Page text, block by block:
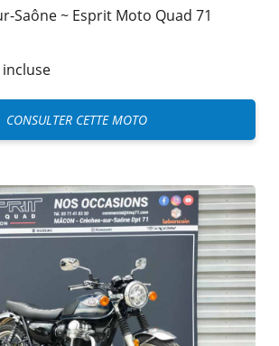
Saône~ Esprit Moto Quad 71
CONSULTER CETTE MOTO